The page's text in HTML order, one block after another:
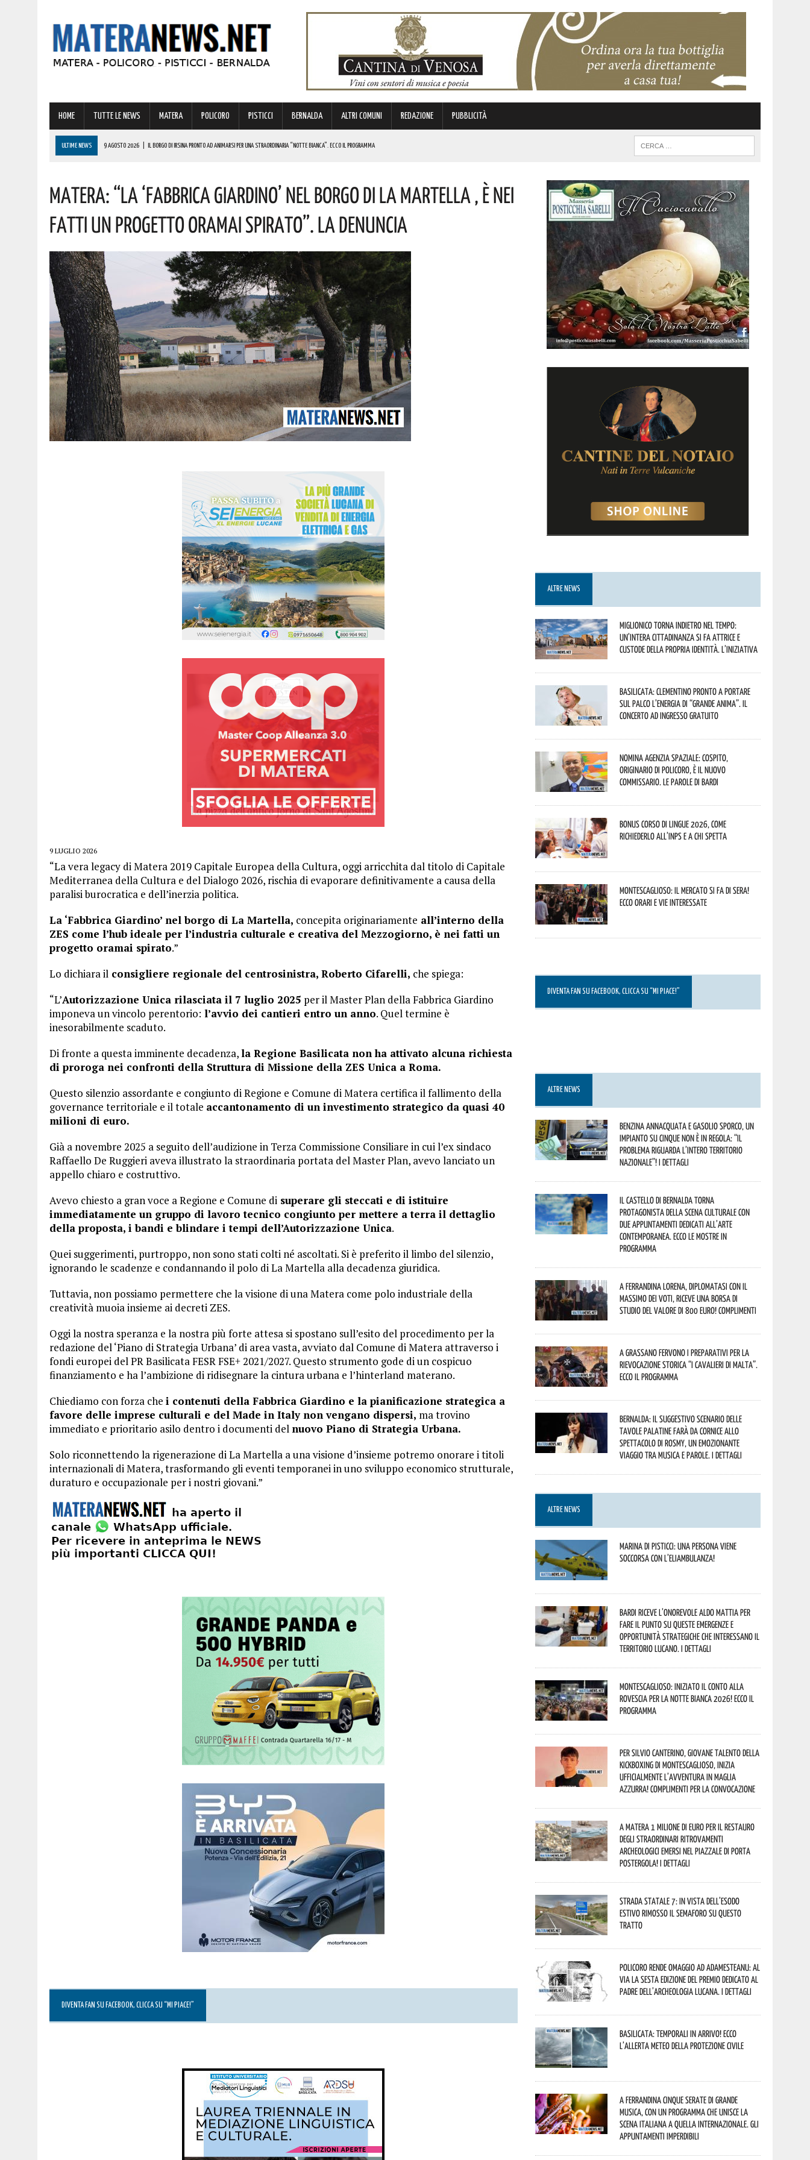
HOME TUTTE LE NEWS MATERA POLICORO PISTICCI BERNALDA ALTRI COMUNI REDAZIONE PUBBLICITÀ
ULTIME NEWS 9 AGOSTO 2026 IL BORGO DI IRSINA PRONTO AD ANIMARSI PER UNA STRAORDINARIA “NOTTE BIANCA”. ECCO IL PROGRAMMA
MONDI LUCANI, PREMIATE MOLTE GRANDI PERSONALITÀ DEL MATERANO: TUTTE METTERANNO A DISPOSIZIONE DEL TERRITORIO ESPERIENZE E RELAZIONI MATURATE IN ITALIA E ALL’ESTERO.
COMPLIMENTI
9 AGOSTO 2026 VINCITA DA RECORD IN BASILICATA DI OLTRE 600000 EURO! AUGURI AL FORTUNATO
Matera: “La ‘Fabbrica Giardino’ Nel Borgo Di La Martella , È Nei
Fatti Un Progetto Oramai Spirato”. La Denuncia
9 LUGLIO 2026
“La vera legacy di Matera 2019 Capitale Europea della Cultura, oggi arricchita dal titolo di Capitale
Mediterranea della Cultura e del Dialogo 2026, rischia di evaporare definitivamente a causa della
paralisi burocratica e dell’inerzia politica.
La ‘Fabbrica Giardino’ nel borgo di La Martella, concepita originariamente all’interno della
ZES come l’hub ideale per l’industria culturale e creativa del Mezzogiorno, è nei fatti un
progetto oramai spirato.”
Lo dichiara il consigliere regionale del centrosinistra, Roberto Cifarelli, che spiega:
“L’Autorizzazione Unica rilasciata il 7 luglio 2025 per il Master Plan della Fabbrica Giardino
imponeva un vincolo perentorio: l’avvio dei cantieri entro un anno. Quel termine è
inesorabilmente scaduto.
Di fronte a questa imminente decadenza,la Regione Basilicata non ha attivato alcuna richiesta
di proroga nei confronti della Struttura di Missione della ZES Unica a Roma.
Questo silenzio assordante e congiunto di Regione e Comune di Matera certifica il fallimento della
governance territoriale e il totale accantonamento di un investimento strategico da quasi 40
milioni di euro.
Già a novembre 2025 a seguito dell’audizione in Terza Commissione Consiliare in cui l’ex sindaco
Raffaello De Ruggieri aveva illustrato la straordinaria portata del Master Plan, avevo lanciato un
appello chiaro e costruttivo.
Avevo chiesto a gran voce a Regione e Comune di superare gli steccati e di istituire
immediatamente un gruppo di lavoro tecnico congiunto per mettere a terra il dettaglio
della proposta, i bandi e blindare i tempi dell’Autorizzazione Unica.
Quei suggerimenti, purtroppo, non sono stati colti né ascoltati. Si è preferito il limbo del silenzio,
ignorando le scadenze e condannando il polo di La Martella alla decadenza giuridica.
Tuttavia, non possiamo permettere che la visione di una Matera come polo industriale della
creatività muoia insieme ai decreti ZES.
Oggi la nostra speranza e la nostra più forte attesa si spostano sull’esito del procedimento per la
redazione del ‘Piano di Strategia Urbana’ di area vasta, avviato dal Comune di Matera attraverso i
fondi europei del PR Basilicata FESR FSE+ 2021/2027. Questo strumento gode di un cospicuo
finanziamento e ha l’ambizione di ridisegnare la cintura urbana e l’hinterland materano.
Chiediamo con forza che i contenuti della Fabbrica Giardino e la pianificazione strategica a
favore delle imprese culturali e del Made in Italy non vengano dispersi, ma trovino
immediato e prioritario asilo dentro i documenti del nuovo Piano di Strategia Urbana.
Solo riconnettendo la rigenerazione di La Martella a una visione d’insieme potremo onorare i titoli
internazionali di Matera, trasformando gli eventi temporanei in uno sviluppo economico strutturale,
duraturo e occupazionale per i nostri giovani.”
DIVENTA FAN SU FACEBOOK, CLICCA SU “MI PIACE!”
ALTRE NEWS
Miglionico torna indietro nel tempo:
un’intera cittadinanza si fa attrice e
custode della propria identità. L’iniziativa
Basilicata: Clementino pronto a portare
sul palco l’energia di “Grande Anima”. Il
concerto ad ingresso gratuito
Nomina Agenzia Spaziale: Cospito,
originario di Policoro, è il nuovo
commissario. Le parole di Bardi
Bonus corso di lingue 2026, come
richiederlo all’INPS e a chi spetta
Montescaglioso: il mercato si fa di sera!
Ecco orari e vie interessate
DIVENTA FAN SU FACEBOOK, CLICCA SU “MI PIACE!”
ALTRE NEWS
Benzina annacquata e gasolio sporco, un
impianto su cinque non è in regola: “il
problema riguarda l’intero territorio
Nazionale”! I dettagli
Il Castello di Bernalda torna
protagonista della scena culturale con
due appuntamenti dedicati all’arte
contemporanea. Ecco le mostre in
programma
A Ferrandina Lorena, diplomatasi con il
massimo dei voti, riceve una borsa di
studio del valore di 800 euro! Complimenti
A Grassano fervono i preparativi per la
Rievocazione Storica “I CAVALIERI DI MALTA”.
Ecco il programma
Bernalda: il suggestivo scenario delle
Tavole Palatine farà da cornice allo
spettacolo di Rosmy, un emozionante
viaggio tra musica e parole. I dettagli
ALTRE NEWS
Marina di Pisticci: una persona viene
soccorsa con l’eliambulanza!
Bardi riceve l’onorevole Aldo Mattia per
fare il punto su queste emergenze e
opportunità strategiche che interessano il
territorio lucano. I dettagli
Montescaglioso: iniziato il conto alla
rovescia per la Notte Bianca 2026! Ecco il
programma
Per Silvio Canterino, giovane talento della
kickboxing di Montescaglioso, inizia
ufficialmente l’avventura in maglia
azzurra! Complimenti per la convocazione
A Matera 1 milione di euro per il restauro
degli straordinari ritrovamenti
archeologici emersi nel piazzale di Porta
Postergola! I dettagli
Strada statale 7: in vista dell’esodo
estivo rimosso il semaforo su questo
tratto
Policoro rende omaggio ad Adamesteanu: al
via la sesta edizione del Premio dedicato al
padre dell’archeologia lucana. I dettagli
Basilicata: temporali in arrivo! Ecco
l’allerta meteo della Protezione civile
A Ferrandina cinque serate di grande
musica, con un programma che unisce la
scena italiana a quella internazionale. Gli
appuntamenti imperdibili